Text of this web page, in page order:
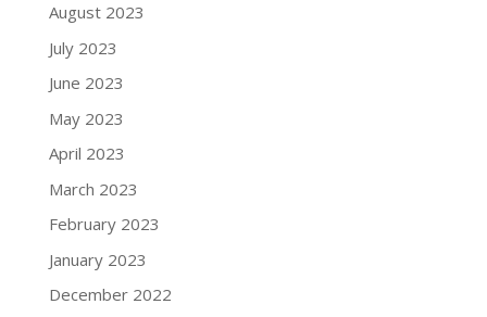
August 2023
July 2023
June 2023
May 2023
April 2023
March 2023
February 2023
January 2023
December 2022